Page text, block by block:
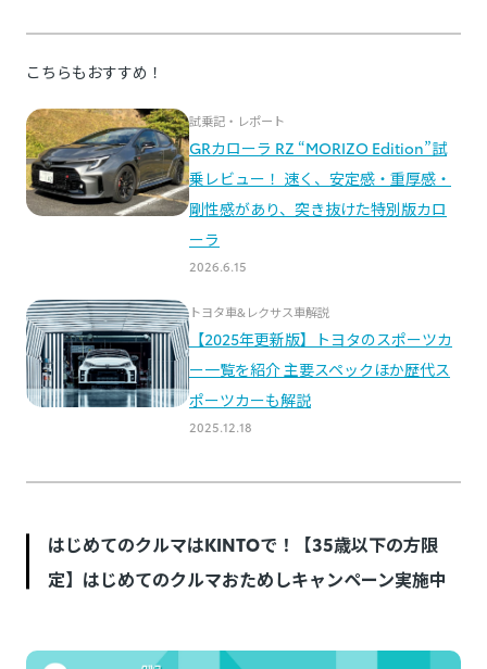
はじめてのクルマはKINTOで！【35歳以下の方限
定】はじめてのクルマおためしキャンペーン実施中